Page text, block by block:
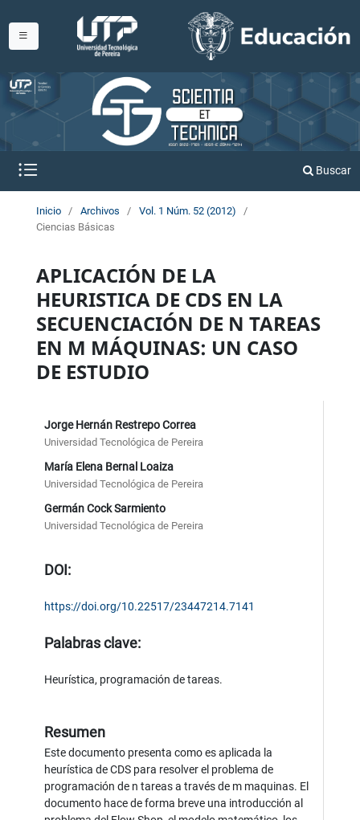
Buscar
Inicio / Archivos / Vol. 1 Núm. 52 (2012)
/
Ciencias Básicas
APLICACIÓN DE LA
HEURISTICA DE CDS EN LA
SECUENCIACIÓN DE N TAREAS
EN M MÁQUINAS: UN CASO
DE ESTUDIO
Jorge Hernán Restrepo Correa
Universidad Tecnológica de Pereira
María Elena Bernal Loaiza
Universidad Tecnológica de Pereira
Germán Cock Sarmiento
Universidad Tecnológica de Pereira
DOI:
https://doi.org/10.22517/23447214.7141
Palabras clave:
Heurística, programación de tareas.
Resumen
Este documento presenta como es aplicada la
heurística de CDS para resolver el problema de
programación de n tareas a través de m maquinas. El
documento hace de forma breve una introducción al